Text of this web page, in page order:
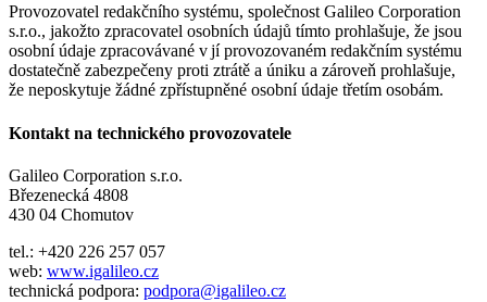
Provozovatel redakčního systému, společnost Galileo Corporation
s.r.o., jakožto zpracovatel osobních údajů tímto prohlašuje, že jsou
osobní údaje zpracovávané v jí provozovaném redakčním systému
dostatečně zabezpečeny proti ztrátě a úniku a zároveň prohlašuje,
že neposkytuje žádné zpřístupněné osobní údaje třetím osobám.
Kontakt na technického provozovatele
Galileo Corporation s.r.o.
Březenecká 4808
430 04 Chomutov
tel.: +420 226 257 057
web: www.igalileo.cz
technická podpora: podpora@igalileo.cz